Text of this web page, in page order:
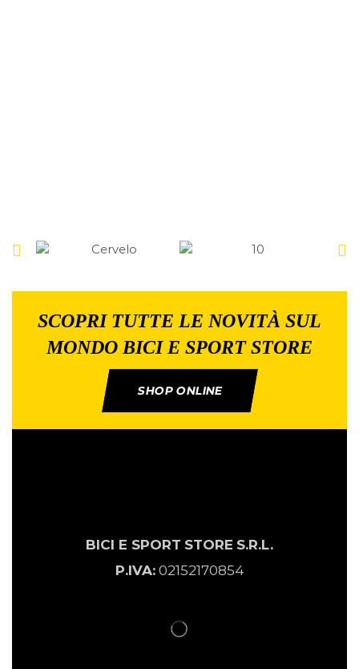
SCOPRI TUTTE LE NOVITÀ SUL
MONDO BICI E SPORT STORE
SHOP ONLINE
BICI E SPORT STORE S.R.L.
P.IVA:02152170854